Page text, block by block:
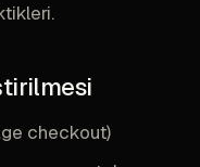
checkout)